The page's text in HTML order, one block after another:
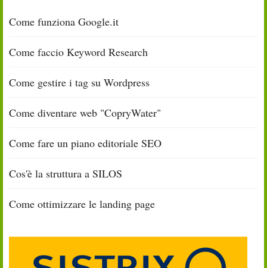
Come funziona Google.it
Come faccio Keyword Research
Come gestire i tag su Wordpress
Come diventare web "CopryWater"
Come fare un piano editoriale SEO
Cos'è la struttura a SILOS
Come ottimizzare le landing page